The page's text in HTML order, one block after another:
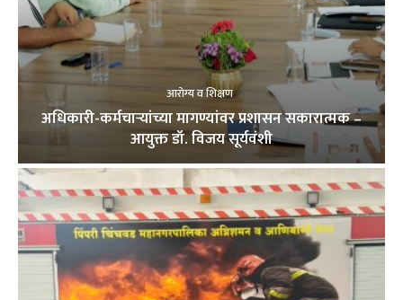
आरोग्य व शिक्षण
अधिकारी-कर्मचाऱ्यांच्या मागण्यांवर प्रशासन सकारात्मक –
आयुक्त डॉ. विजय सूर्यवंशी